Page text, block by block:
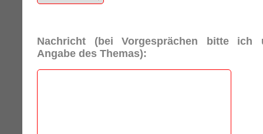
Nachricht (bei Vorgesprächen bitte ich
Angabe des Themas):